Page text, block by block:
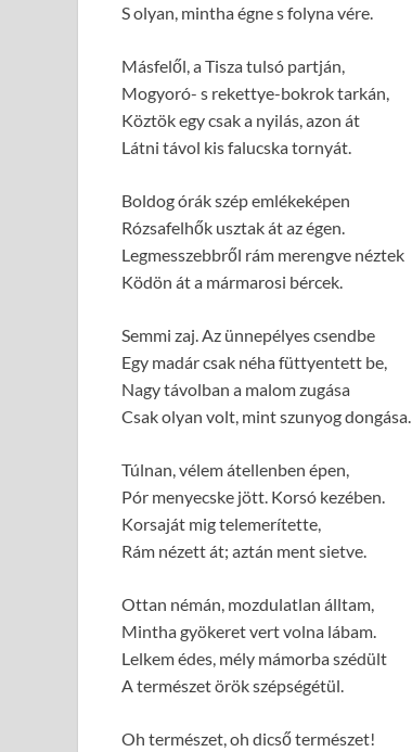
S olyan, mintha égne s folyna vére.
Másfelől, a Tisza tulsó partján,
Mogyoró- s rekettye-bokrok tarkán,
Köztök egy csak a nyilás, azon át
Látni távol kis falucska tornyát.
Boldog órák szép emlékeképen
Rózsafelhők usztak át az égen.
Legmesszebbről rám merengve néztek
Ködön át a mármarosi bércek.
Semmi zaj. Az ünnepélyes csendbe
Egy madár csak néha füttyentett be,
Nagy távolban a malom zugása
Csak olyan volt, mint szunyog dongása.
Túlnan, vélem átellenben épen,
Pór menyecske jött. Korsó kezében.
Korsaját mig telemerítette,
Rám nézett át; aztán ment sietve.
Ottan némán, mozdulatlan álltam,
Mintha gyökeret vert volna lábam.
Lelkem édes, mély mámorba szédült
A természet örök szépségétül.
Oh természet, oh dicső természet!